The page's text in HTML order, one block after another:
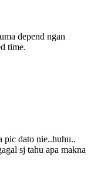
depend ngan
time.
pic dato nie..huhu..
sj tahu apa makna